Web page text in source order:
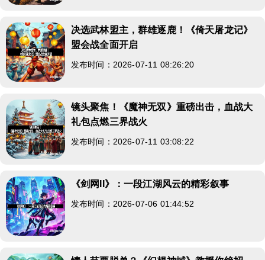
决选武林盟主，群雄逐鹿！《倚天屠龙记》
盟会战全面开启
发布时间：2026-07-11 08:26:20
镜头聚焦！《魔神无双》重磅出击，血战大
礼包点燃三界战火
发布时间：2026-07-11 03:08:22
《剑网II》：一段江湖风云的精彩叙事
发布时间：2026-07-06 01:44:52